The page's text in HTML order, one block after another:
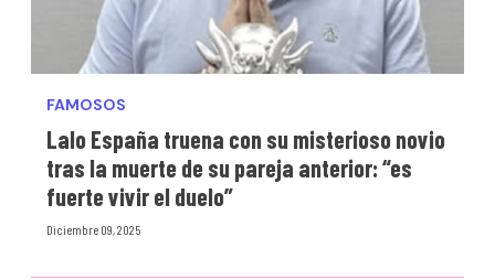
FAMOSOS
Lalo España truena con su misterioso novio
tras la muerte de su pareja anterior: “es
fuerte vivir el duelo”
Diciembre 09, 2025